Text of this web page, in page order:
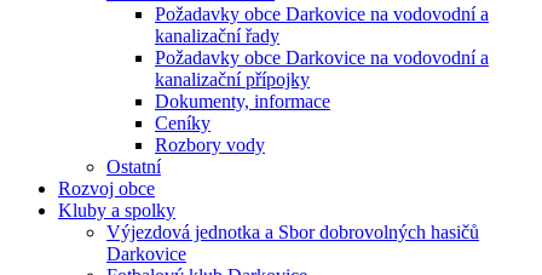
Požadavky obce Darkovice na vodovodní a
kanalizační řady
Požadavky obce Darkovice na vodovodní a
kanalizační přípojky
Dokumenty, informace
Ceníky
Rozbory vody
Ostatní
Rozvoj obce
Kluby a spolky
Výjezdová jednotka a Sbor dobrovolných hasičů
Darkovice